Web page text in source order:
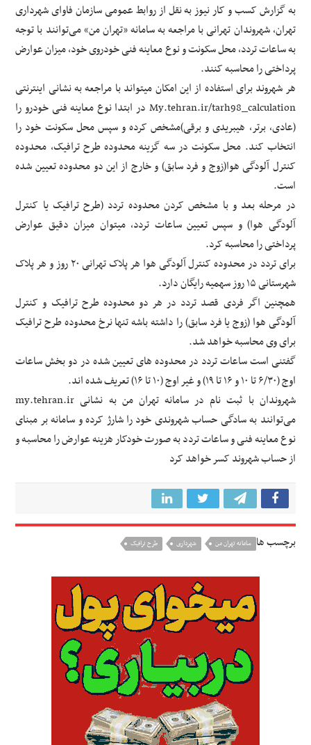
به گزارش کسب و کار نیوز به نقل از روابط عمومی سازمان فاوای شهرداری
تهران، شهروندان تهرانی با مراجعه به سامانه «تهران من» می‌توانند با توجه
به ساعات تردد، محل سکونت و نوع معاینه فنی خودروی خود، میزان عوارض
پرداختی را محاسبه کنند.
هر شهروند برای استفاده از این امکان میتواند با مراجعه به نشانی اینترنتی
My.tehran.ir/tarh98_calculation در ابتدا نوع معاینه فنی خودرو را
(عادی، برتر، هیبریدی و برقی)مشخص کرده و سپس محل سکونت خود را
انتخاب ‌کند. محل سکونت در سه گزینه محدوده طرح ترافیک، محدوده
کنترل آلودگی هوا(زوج و فرد سابق) و خارج از این دو محدوده تعیین شده
است.
در مرحله بعد و با مشخص کردن محدوده تردد (طرح ترافیک یا کنترل
آلودگی هوا) و سپس تعیین ساعات تردد، میتوان میزان دقیق عوارض
پرداختی را محاسبه کرد.
برای تردد در محدوده کنترل آلودگی هوا هر پلاک تهرانی ۲۰ روز و هر پلاک
شهرستانی ۱۵ روز سهمیه رایگان دارد.
همچنین اگر فردی قصد تردد در هر دو محدوده طرح ترافیک و کنترل
آلودگی هوا (زوج یا فرد سابق) را داشته باشه تنها نرخ محدوده طرح ترافیک
برای وی محاسبه خواهد شد.
گفتنی است ساعات تردد در محدوده های تعیین شده در دو بخش ساعات
اوج (۶/۳۰ تا ۱۰ و ۱۶ تا ۱۹) و غیر اوج (۱۰ تا ۱۶) تعریف شده اند.
شهروندان با ثبت نام در سامانه تهران من به نشانی my.tehran.ir
می‌توانند به سادگی حساب شهروندی خود را شارژ کرده و سامانه بر مبنای
نوع معاینه فنی و ساعات تردد به صورت خودکار هزینه عوارض را محاسبه و
از حساب شهروند کسر خواهد کرد
برچسب ها سامانه تهران من شهرداری طرح ترافیک